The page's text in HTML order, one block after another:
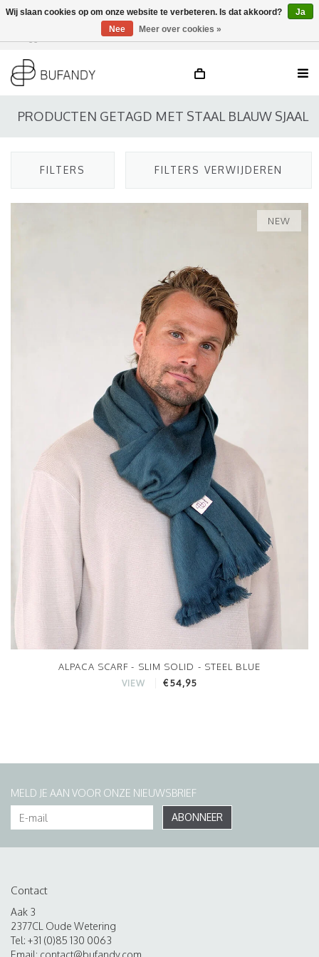
DE / EN
PRODUCTEN GETAGD MET STAAL BLAUW SJAAL
FILTERS FILTERS VERWIJDEREN
NEW
ALPACA SCARF - SLIM SOLID - STEEL BLUE
VIEW €54,95
MELD JE AAN VOOR ONZE NIEUWSBRIEF
ABONNEER
Contact
Aak 3
2377CL Oude Wetering
Tel: +31 (0)85 130 0063
Email: contact@bufandy.com
Wij slaan cookies op om onze website te verbeteren. Is dat akkoord?
Ja
Nee
Meer over cookies »